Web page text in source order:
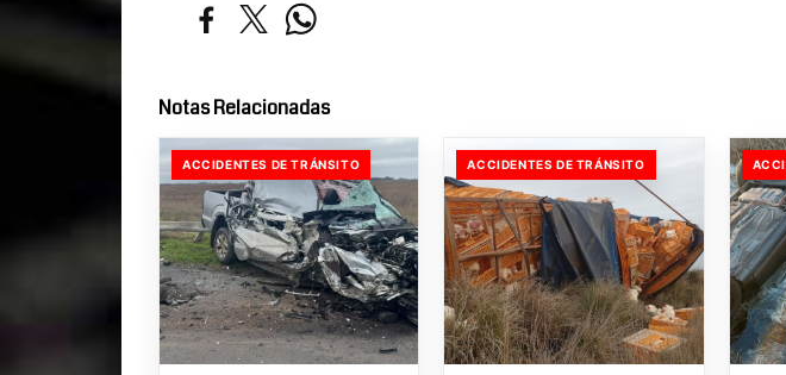
Notas Relacionadas
ACCIDENTES DE TRÁNSITO ACCIDENTES DE TRÁNSITO